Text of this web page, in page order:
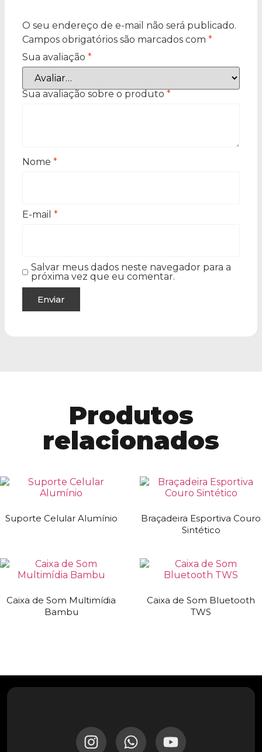
O seu endereço de e-mail não será publicado.
Campos obrigatórios são marcados com *
Sua avaliação *
Sua avaliação sobre o produto *
Nome *
E-mail *
Salvar meus dados neste navegador para a
próxima vez que eu comentar.
Produtos
relacionados
Suporte Celular Alumínio
Braçadeira Esportiva Couro
Sintético
Caixa de Som Multimídia
Bambu
Caixa de Som Bluetooth
TWS